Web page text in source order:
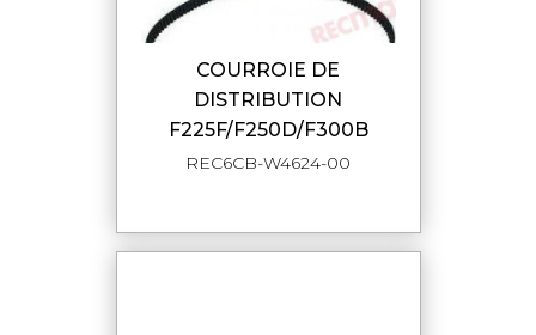
COURROIE DE
DISTRIBUTION
F225F/F250D/F300B
REC6CB-W4624-00